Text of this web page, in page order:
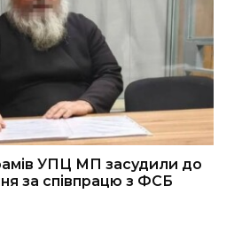
УПЦ МП засудили до
за співпрацю з ФСБ